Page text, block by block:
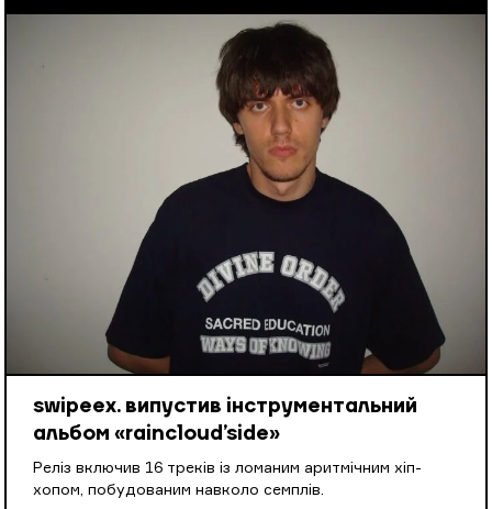
swipeex. випустив інструментальний
альбом «raincloud’side»
Реліз включив 16 треків із ломаним аритмічним хіп-
хопом, побудованим навколо семплів.